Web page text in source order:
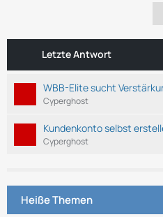
Letzte Antwort
WBB-Elite sucht
Cyperghost
Kundenkonto selbst
Cyperghost
Heiße Themen